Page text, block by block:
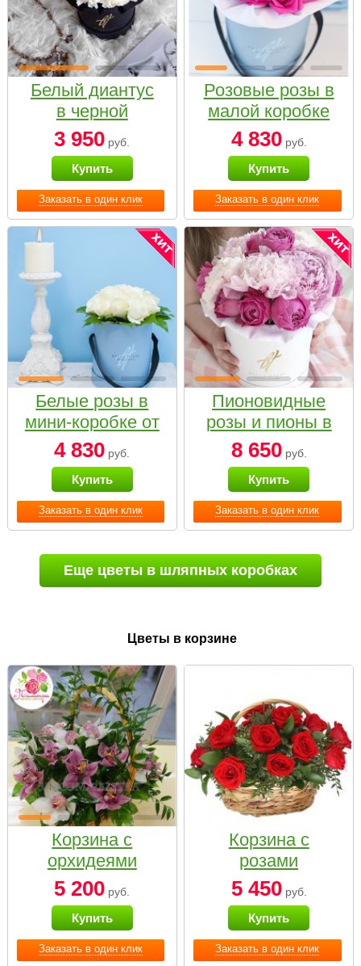
Заказать в один клик
Белый диантус
в черной
коробке Small
3 950 руб.
Купить
Заказать в один клик
Розовые розы в
малой коробке
4 830руб.
Купить
Заказать в один клик
Белые розы в
мини-коробке от
Bella Fiori
4 830 руб.
Купить
Заказать в один клик
Пионовидные
розы и пионы в
белой коробке
Small
8 650руб.
Купить
Еще цветы в шляпных коробках
Цветы в корзине
Заказать в один клик
Корзина с
орхидеями
малая
5 200 руб.
Купить
Заказать в один клик
Корзина с
розами
«Красный
Париж»
5 450руб.
Купить